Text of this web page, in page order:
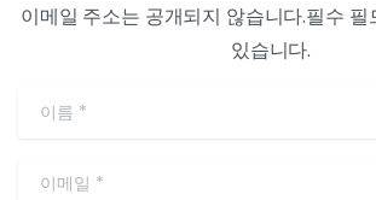
이메일 주소는 공개되지 않습니다.필수
있습니다.
이름*
이메일*